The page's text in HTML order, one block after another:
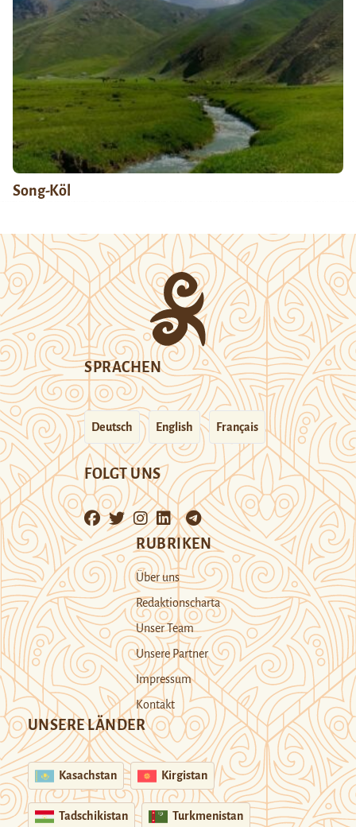
Song-Köl
SPRACHEN
Deutsch English Français
FOLGT UNS
RUBRIKEN
Über uns
Redaktionscharta
Unser Team
Unsere Partner
Impressum
Kontakt
UNSERE LÄNDER
Kasachstan Kirgistan
Tadschikistan Turkmenistan